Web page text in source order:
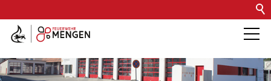
Kontakt Impressum
Barrierefreiheit
Die Feuerwehr